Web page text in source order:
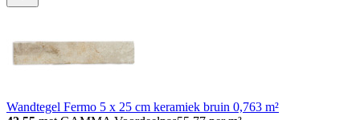
Wandtegel Fermo 5 x 25 cm keramiek bruin 0,763 m²